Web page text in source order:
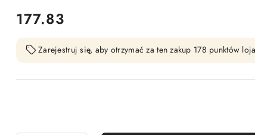
cena:
177.83
Zarejestruj się, aby otrzymać za ten zakup 178 punktów